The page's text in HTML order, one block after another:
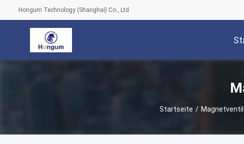
Hongum Technology (Shanghai) Co., Ltd
Startseite /